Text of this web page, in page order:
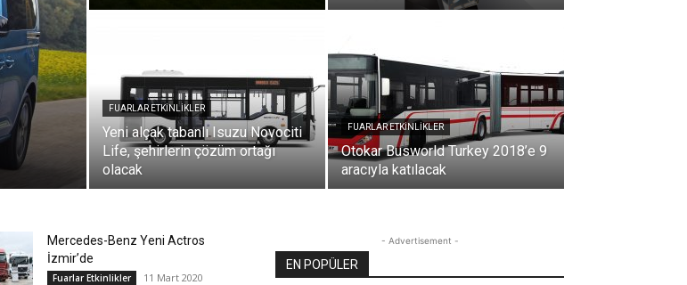
FUARLAR ETKINLIKLER
Yeni alçak tabanlı Isuzu Novociti
Life, şehirlerin çözüm ortağı
olacak
FUARLAR ETKINLIKLER
Otokar Busworld Turkey 2018’e 9
aracıyla katılacak
Mercedes-Benz Yeni Actros
İzmir’de
Fuarlar Etkinlikler 11 Mart 2020
- Advertisement -
EN POPÜLER